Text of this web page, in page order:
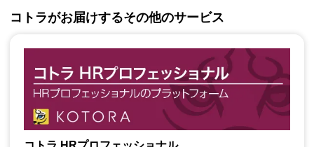
コトラがお届けするその他のサービス